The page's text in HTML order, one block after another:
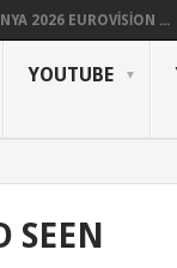
2026 EUROVISION ...
YOUTUBE
SEEN